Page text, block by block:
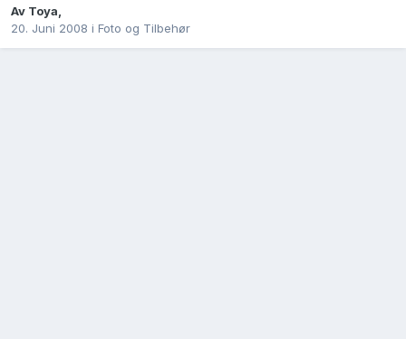
Av Toya,
20. Juni 2008 i Foto og Tilbehør